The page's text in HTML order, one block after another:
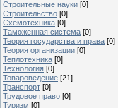
Строительные науки [0]
Строительство [0]
Схемотехника [0]
Таможенная система [0]
Теория государства и права [0]
Теория организации [0]
Теплотехника [0]
Технология [0]
Товароведение [21]
Транспорт [0]
Трудовое право [0]
Туризм [0]